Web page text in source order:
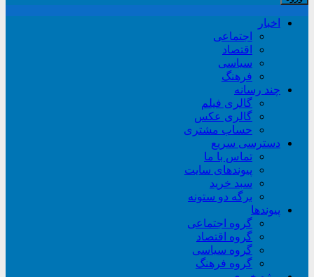
اخبار
اجتماعی
اقتصاد
سیاسی
فرهنگ
چند رسانه
گالری فیلم
گالری عکس
حساب مشتری
دسترسی سریع
تماس با ما
پیوندهای سایت
سبد خريد
برگه دو ستونه
پیوندها
گروه اجتماعی
گروه اقتصاد
گروه سیاسی
گروه فرهنگ